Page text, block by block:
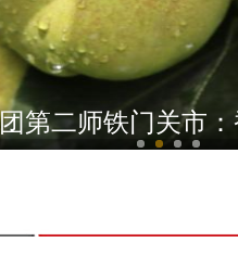
新疆叶城县庆核
第二师铁门关市